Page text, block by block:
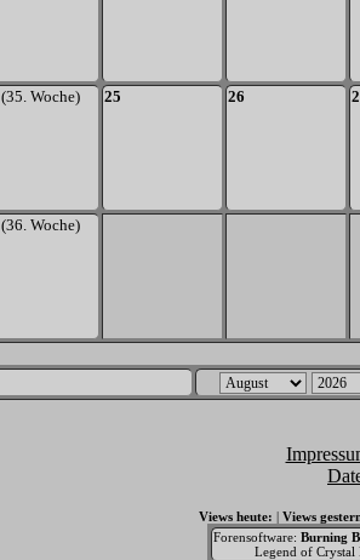
(35. Woche) 25 26
(36. Woche)
Views heute: | Views
Forensoftware: Burning
Legend of